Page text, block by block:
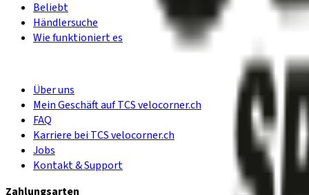
Beliebt
Händlersuche
Wie funktioniert es
Über uns
Mein Geschäft auf TCS velocorner.ch
FAQ
Karriere bei TCS velocorner.ch
Jobs
Kontakt & Support
Zahlungsarten